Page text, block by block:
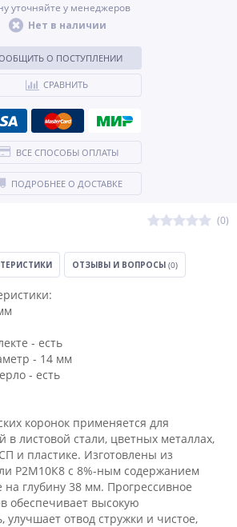
(0)
уточняйте у менеджеров
Нет в наличии
О ПОСТУПЛЕНИИ
СРАВНИТЬ
ВСЕ СПОСОБЫ ОПЛАТЫ
ПОДРОБНЕЕ О ДОСТАВКЕ
ОТЗЫВЫ И ВОПРОСЫ (0)
- есть
- 14 мм
- есть
коронок применяется для
в листовой стали, цветных металлах,
и пластике. Изготовлены из
Р2М10К8 с 8%-ным содержанием
на глубину 38 мм. Прогрессивное
обеспечивает высокую
улучшает отвод стружки и чистое,